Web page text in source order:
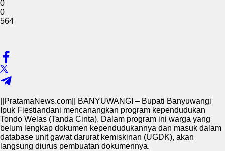
0
0
564
||PratamaNews.com|| BANYUWANGI – Bupati Banyuwangi
Ipuk Fiestiandani mencanangkan program kependudukan
Tondo Welas (Tanda Cinta). Dalam program ini warga yang
belum lengkap dokumen kependudukannya dan masuk dalam
database unit gawat darurat kemiskinan (UGDK), akan
langsung diurus pembuatan dokumennya.